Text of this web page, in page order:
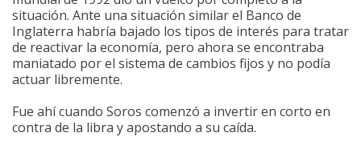
situación. Ante una situación similar el Banco de
Inglaterra habría bajado los tipos de interés para tratar
de reactivar la economía, pero ahora se encontraba
maniatado por el sistema de cambios fijos y no podía
actuar libremente.
Fue ahí cuando Soros comenzó a invertir en corto en
contra de la libra y apostando a su caída.